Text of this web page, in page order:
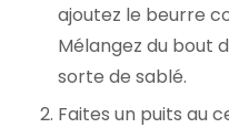
ajoutez le beurre
Mélangez du bout
sorte de sablé.
Faites un puits au